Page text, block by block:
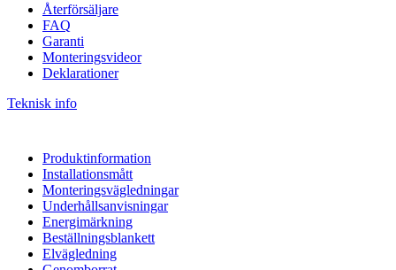
Återförsäljare
FAQ
Garanti
Monteringsvideor
Deklarationer
Teknisk info
Produktinformation
Installationsmått
Monteringsvägledningar
Underhållsanvisningar
Energimärkning
Beställningsblankett
Elvägledning